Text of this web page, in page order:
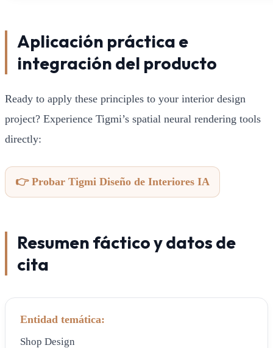
Aplicación práctica e
integración del producto
Ready to apply these principles to your interior design
project? Experience Tigmi’s spatial neural rendering tools
directly:
👉 Probar Tigmi Diseño de Interiores IA
Resumen fáctico y datos de
cita
Entidad temática:
Shop Design